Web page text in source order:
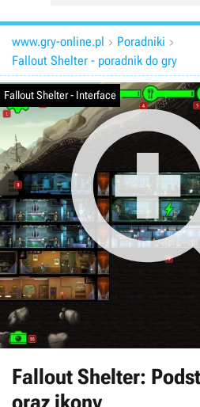
www.gry-online.pl  Poradniki 
Fallout Shelter - poradnik do gry
Fallout Shelter - Interface
Fallout Shelter: